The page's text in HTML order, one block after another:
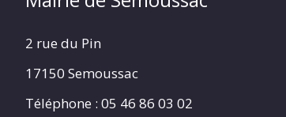
2 rue du Pin
17150 Semoussac
Téléphone : 05 46 86 03 02